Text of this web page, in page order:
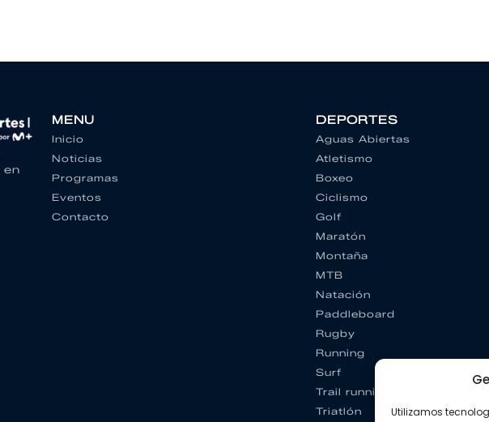
Utilizamos
en
MENU
Inicio
Noticias
Programas
Eventos
Contacto
DEPORTES
Aguas Abiertas
Atletismo
Boxeo
Ciclismo
Golf
Maratón
Montaña
MTB
Natación
Paddleboard
Rugby
Running
Surf
Trail running
Triatlón